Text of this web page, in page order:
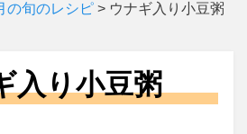
の旬のレシピ > ウナギ入り小豆粥
入り小豆粥